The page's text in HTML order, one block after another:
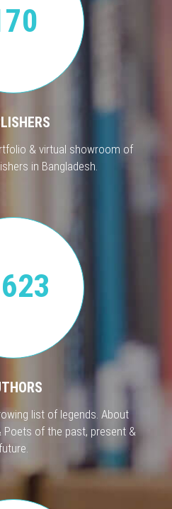
& virtual showroom of
in Bangladesh.
list of legends. About
Poets of the past, present &